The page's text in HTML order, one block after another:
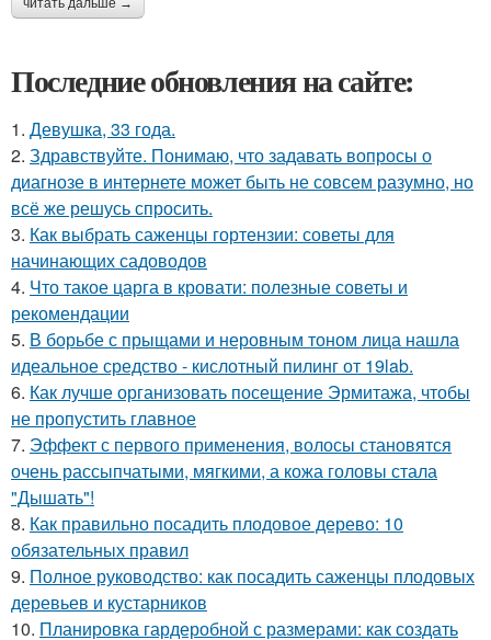
Последние обновления на сайте:
1. Девушка, 33 года.
2. Здравствуйте. Понимаю, что задавать вопросы о
диагнозе в интернете может быть не совсем разумно, но
всё же решусь спросить.
3. Как выбрать саженцы гортензии: советы для
начинающих садоводов
4. Что такое царга в кровати: полезные советы и
рекомендации
5. В борьбе с прыщами и неровным тоном лица нашла
идеальное средство - кислотный пилинг от 19lab.
6. Как лучше организовать посещение Эрмитажа, чтобы
не пропустить главное
7. Эффект с первого применения, волосы становятся
очень рассыпчатыми, мягкими, а кожа головы стала
"Дышать"!
8. Как правильно посадить плодовое дерево: 10
обязательных правил
9. Полное руководство: как посадить саженцы плодовых
деревьев и кустарников
10. Планировка гардеробной с размерами: как создать